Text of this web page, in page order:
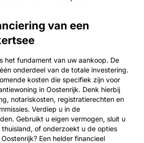
van een
het fundament van uw aankoop. De
onderdeel van de totale investering.
kosten die specifiek zijn voor
in Oostenrijk. Denk hierbij
notariskosten, registratierechten en
Verdiep u in de
Gebruikt u eigen vermogen, sluit u
of onderzoekt u de opties
Een helder financieel